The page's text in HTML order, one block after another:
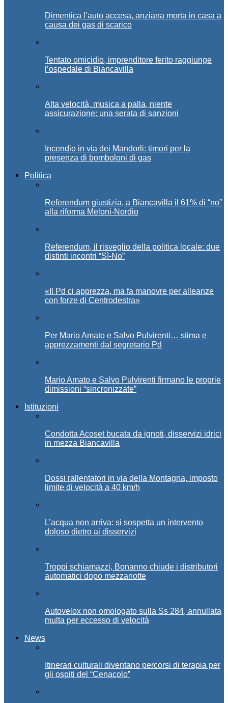
Dimentica l’auto accesa, anziana morta in casa a
causa dei gas di scarico
Tentato omicidio, imprenditore ferito raggiunge
l’ospedale di Biancavilla
Alta velocità, musica a palla, niente
assicurazione: una serata di sanzioni
Incendio in via dei Mandorli: timori per la
presenza di bomboloni di gas
Politica
Referendum giustizia, a Biancavilla il 61% di “no”
alla riforma Meloni-Nordio
Referendum, il risveglio della politica locale: due
distinti incontri “Sì-No”
«Il Pd ci apprezza, ma fa manovre per alleanze
con forze di Centrodestra»
Per Mario Amato e Salvo Pulvirenti… stima e
apprezzamenti dal segretario Pd
Mario Amato e Salvo Pulvirenti firmano le proprie
dimissioni “sincronizzate”
Istituzioni
Condotta Acoset bucata da ignoti, disservizi idrici
in mezza Biancavilla
Dossi rallentatori in via della Montagna, imposto
limite di velocità a 40 km/h
L’acqua non arriva: si sospetta un intervento
doloso dietro ai disservizi
Troppi schiamazzi, Bonanno chiude i distributori
automatici dopo mezzanotte
Autovelox non omologato sulla Ss 284, annullata
multa per eccesso di velocità
News
Itinerari culturali diventano percorsi di terapia per
gli ospiti del “Cenacolo”